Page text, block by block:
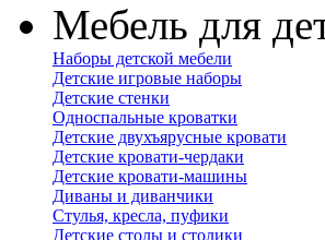
Мебель для
Наборы детской мебели
Детские игровые наборы
Детские стенки
Односпальные кроватки
Детские двухъярусные кровати
Детские кровати-чердаки
Детские кровати-машины
Диваны и диванчики
Стулья, кресла, пуфики
Детские столы и столики